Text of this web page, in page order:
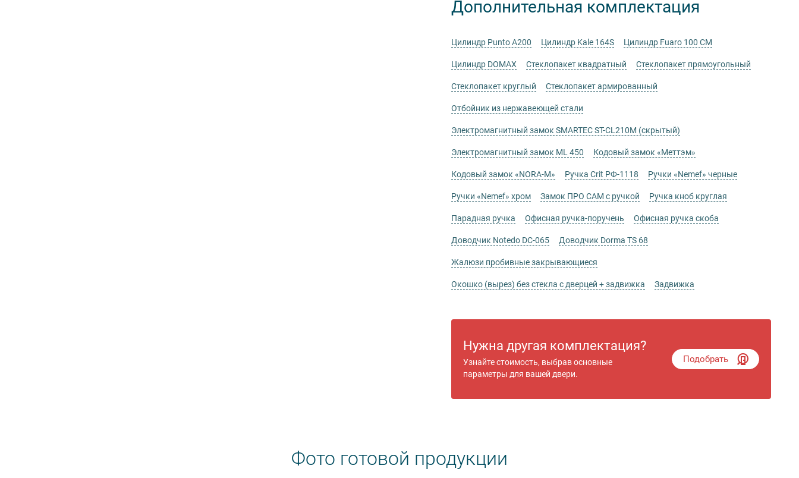
Дополнительная комплектация
Цилиндр Punto А200 Цилиндр Kale 164S Цилиндр Fuaro 100 CM
Цилиндр DOMAX Стеклопакет квадратный Стеклопакет прямоугольный
Стеклопакет круглый Стеклопакет армированный
Отбойник из нержавеющей стали
Электромагнитный замок SMARTEC ST-CL210M (скрытый)
Электромагнитный замок ML 450 Кодовый замок «Меттэм»
Кодовый замок «NORA-M» Ручка Crit РФ-1118 Ручки «Nemef» черные
Ручки «Nemef» хром Замок ПРО САМ с ручкой Ручка кноб круглая
Парадная ручка Офисная ручка-поручень Офисная ручка скоба
Доводчик Notedo DC-065 Доводчик Dorma TS 68
Жалюзи пробивные закрывающиеся
Окошко (вырез) без стекла с дверцей + задвижка Задвижка
Нужна другая комплектация?
Узнайте стоимость, выбрав основные
параметры для вашей двери.
Подобрать
Фото готовой продукции